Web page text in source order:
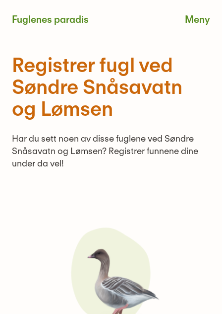
Fuglenes paradis
Registrer fugl ved
Søndre Snåsavatn
og Lømsen
Har du sett noen av disse fuglene ved Søndre
Snåsavatn og Lømsen? Registrer funnene dine
under da vel!